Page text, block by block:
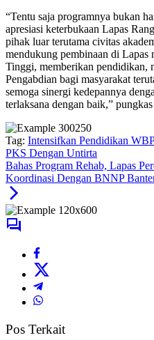
“Tentu saja programnya bukan
apresiasi keterbukaan Lapas
pihak luar terutama civitas
mendukung pembinaan di Lapas
Tinggi, memberikan pendidikan,
Pengabdian bagi masyarakat
semoga sinergi kedepannya
terlaksana dengan baik,”
Tag: Intensifkan Pendidikan WBP
PKS Dengan Untirta
Bahas Program Rehab, Lapas
Koordinasi Dengan BNNP
Pos Terkait